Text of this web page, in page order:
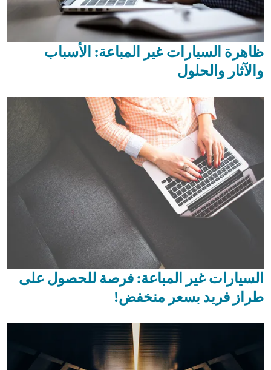
ظاهرة السيارات غير المباعة: الأسباب
والآثار والحلول
السيارات غير المباعة: فرصة للحصول على
طراز فريد بسعر منخفض!